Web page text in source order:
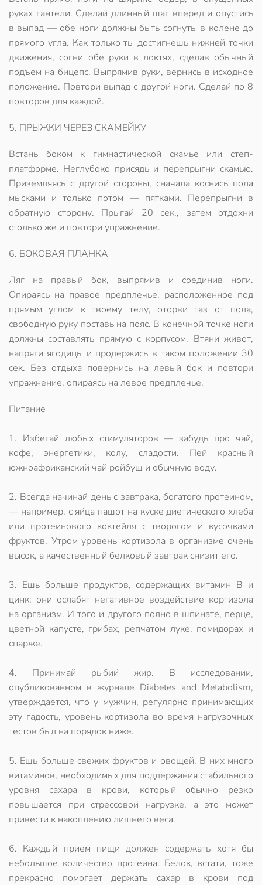
руках гантели. Сделай длинный шаг вперед и опустись
в выпад — обе ноги должны быть согнуты в колене до
прямого угла. Как только ты достигнешь нижней точки
движения, согни обе руки в локтях, сделав обычный
подъем на бицепс. Выпрямив руки, вернись в исходное
положение. Повтори выпад с другой ноги. Сделай по 8
повторов для каждой.
5. ПРЫЖКИ ЧЕРЕЗ СКАМЕЙКУ
Встань боком к гимнастической скамье или степ-
платформе. Неглубоко присядь и перепрыгни скамью.
Приземляясь с другой стороны, сначала коснись пола
мысками и только потом — пятками. Перепрыгни в
обратную сторону. Прыгай 20 сек., затем отдохни
столько же и повтори упражнение.
6. БОКОВАЯ ПЛАНКА
Ляг на правый бок, выпрямив и соединив ноги.
Опираясь на правое предплечье, расположенное под
прямым углом к твоему телу, оторви таз от пола,
свободную руку поставь на пояс. В конечной точке ноги
должны составлять прямую с корпусом. Втяни живот,
напряги ягодицы и продержись в таком положении 30
сек. Без отдыха повернись на левый бок и повтори
упражнение, опираясь на левое предплечье.
Питание
1. Избегай любых стимуляторов — забудь про чай,
кофе, энергетики, колу, сладости. Пей красный
южноафриканский чай ройбуш и обычную воду.
2. Всегда начинай день с завтрака, богатого протеином,
— например, с яйца пашот на куске диетического хлеба
или протеинового коктейля с творогом и кусочками
фруктов. Утром уровень кортизола в организме очень
высок, а качественный белковый завтрак снизит его.
3. Ешь больше продуктов, содержащих витамин В и
цинк: они ослабят негативное воздействие кортизола
на организм. И того и другого полно в шпинате, перце,
цветной капусте, грибах, репчатом луке, помидорах и
спарже.
4. Принимай рыбий жир. В исследовании,
опубликованном в журнале Diabetes and Metabolism,
утверждается, что у мужчин, регулярно принимающих
эту гадость, уровень кортизола во время нагрузочных
тестов был на порядок ниже.
5. Ешь больше свежих фруктов и овощей. В них много
витаминов, необходимых для поддержания стабильного
уровня сахара в крови, который обычно резко
повышается при стрессовой нагрузке, а это может
привести к накоплению лишнего веса.
6. Каждый прием пищи должен содержать хотя бы
небольшое количество протеина. Белок, кстати, тоже
прекрасно помогает держать сахар в крови под